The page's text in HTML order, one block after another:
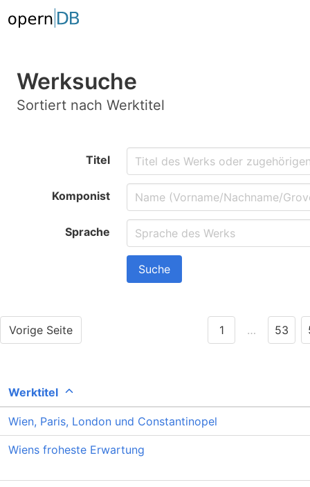
Werksuche
Sortiert nach Werktitel
Titel
Komponist
Sprache
Suche
Vorige Seite 1 … 53
Werktitel
Wien, Paris, London und Constantinopel
Wiens froheste Erwartung